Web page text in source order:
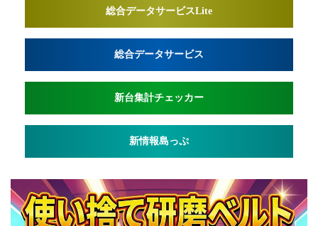
総合データサービスLite
総合データサービス
新台集計チェッカー
新情報島っぷ